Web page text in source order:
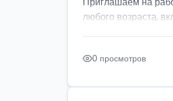
любого возраста,
0 просмотров